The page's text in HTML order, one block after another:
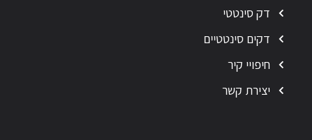
דק סינטטי
דקים סינטטיים
חיפויי קיר
יצירת קשר